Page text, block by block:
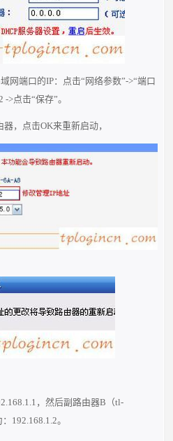
网端口的IP：点击“网络参数”->“端口
>点击“保存”。
，点击OK来重新启动，
，然后副路由器B（tl-
192.168.1.2。